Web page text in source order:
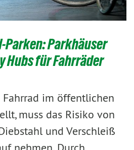
Parken: Parkhäuser
Hubs für Fahrräder
Fahrrad im öffentlichen
muss das Risiko von
und Verschleiß